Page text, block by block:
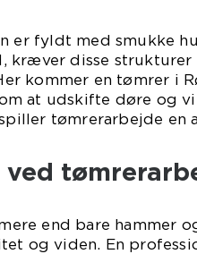
er fyldt med smukke
kræver disse
kommer en tømrer i
at udskifte døre og
tømrerarbejde en
end bare hammer
og viden. En